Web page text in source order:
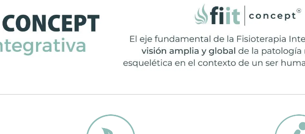
que se irradia hacia el hombro, los brazos o los dedos
o la coordinación.
la causa más común de la cervicalgia, casi siempre es un problema